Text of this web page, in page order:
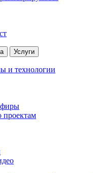
Услуги
и технологии
проектам